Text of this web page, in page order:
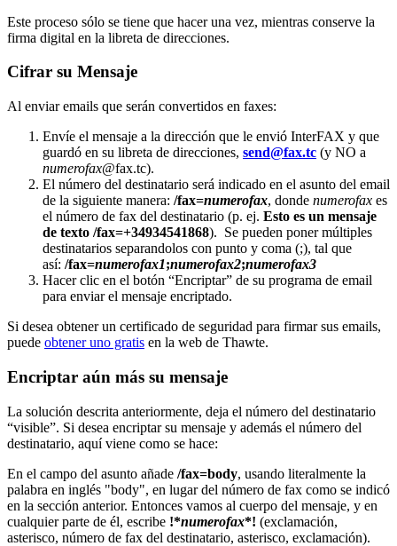
Este proceso sólo se tiene que hacer una vez, mientras conserve la
firma digital en la libreta de direcciones.
Cifrar su Mensaje
Al enviar emails que serán convertidos en faxes:
Envíe el mensaje a la dirección que le envió InterFAX y que
guardó en su libreta de direcciones, send@fax.tc (y NO a
numerofax@fax.tc).
El número del destinatario será indicado en el asunto del email
de la siguiente manera: /fax=numerofax, donde numerofax es
el número de fax del destinatario (p. ej. Esto es un mensaje
de texto /fax=+34934541868). Se pueden poner múltiples
destinatarios separandolos con punto y coma (;), tal que
así: /fax=numerofax1;numerofax2;numerofax3
Hacer clic en el botón “Encriptar” de su programa de email
para enviar el mensaje encriptado.
Si desea obtener un certificado de seguridad para firmar sus emails,
puede obtener uno gratis en la web de Thawte.
Encriptar aún más su mensaje
La solución descrita anteriormente, deja el número del destinatario
“visible”. Si desea encriptar su mensaje y además el número del
destinatario, aquí viene como se hace:
En el campo del asunto añade /fax=body, usando literalmente la
palabra en inglés "body", en lugar del número de fax como se indicó
en la sección anterior. Entonces vamos al cuerpo del mensaje, y en
cualquier parte de él, escribe !*numerofax*! (exclamación,
asterisco, número de fax del destinatario, asterisco, exclamación).